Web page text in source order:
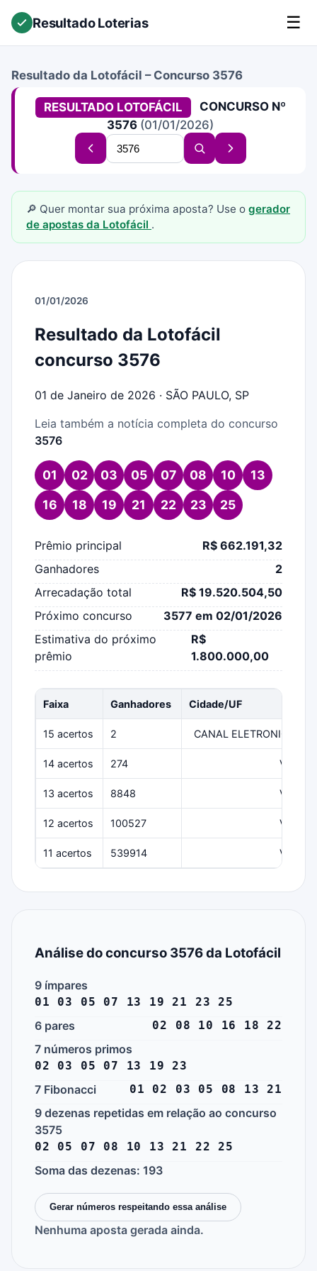
Resultado Loterias ☰
Resultado da Lotofácil – Concurso 3576
RESULTADO LOTOFÁCIL
CONCURSO Nº
3576 (01/01/2026)
Concurso
Buscar
Buscar
concurso
Próximo
🔎 Quer montar sua próxima aposta? Use o gerador
de apostas da Lotofácil .
01/01/2026
Resultado da Lotofácil
concurso 3576
01 de Janeiro de 2026 · SÃO PAULO, SP
Leia também a notícia completa do concurso
3576
01 02 03 05 07 08 10
13
16
18 19 21 22 23 25
Prêmio principal
R$ 662.191,32
Ganhadores
2
Arrecadação total
R$ 19.520.504,50
Próximo concurso
3577 em 02/01/2026
Estimativa do próximo
prêmio
R$
1.800.000,00
Faixa Ganhadores Cidade/UF
15 acertos 2 CANAL ELETRONICO/--
14 acertos 274 Várias
13 acertos 8848 Várias
12 acertos 100527 Várias
11 acertos 539914 Várias
Análise do concurso 3576 da Lotofácil
9 ímpares
01 03 05 07 13 19 21 23 25
6 pares 02 08 10 16 18 22
7 números primos
02 03 05 07 13 19 23
7 Fibonacci 01 02 03 05 08 13 21
9 dezenas repetidas em relação ao concurso
3575
02 05 07 08 10 13 21 22 25
Soma das dezenas: 193
Gerar números respeitando essa análise
Nenhuma aposta gerada ainda.